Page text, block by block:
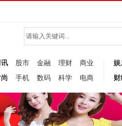
股市 金融 理财
商业
手机 数码 科学 电商
娱